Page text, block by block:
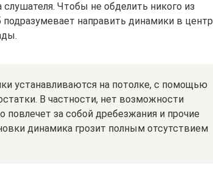
Чтобы не обделить никого из
направить динамики в центр
устанавливаются на потолке, с помощью
В частности, нет возможности
повлечет за собой дребезжания и прочие
динамика грозит полным отсутствием